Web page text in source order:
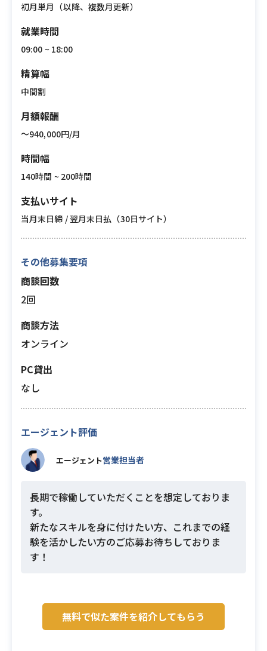
初月単月（以降、複数月更新）
就業時間
09:00 ~ 18:00
精算幅
中間割
月額報酬
〜940,000円/月
時間幅
140時間 ~ 200時間
支払いサイト
当月末日締 / 翌月末日払（30日サイト）
その他募集要項
商談回数
2回
商談方法
オンライン
PC貸出
なし
エージェント評価
エージェント営業担当者
長期で稼働していただくことを想定しておりま
す。
新たなスキルを身に付けたい方、これまでの経
験を活かしたい方のご応募お待ちしておりま
す！
無料で似た案件を紹介してもらう